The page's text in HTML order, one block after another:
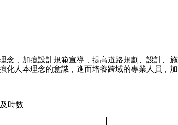
念，加強設計規範宣導，提高道路規劃、設計、
化人本理念的意識，進而培養跨域的專業人員，
時數